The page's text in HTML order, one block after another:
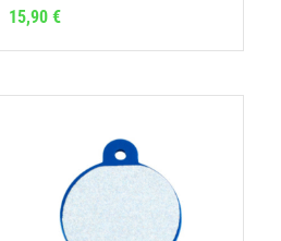
15,90 €